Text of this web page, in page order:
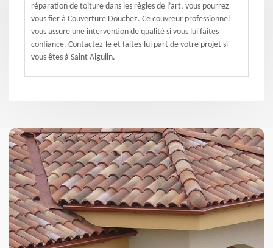
réparation de toiture dans les règles de l’art, vous pourrez
vous fier à Couverture Douchez. Ce couvreur professionnel
vous assure une intervention de qualité si vous lui faites
confiance. Contactez-le et faites-lui part de votre projet si
vous êtes à Saint Aigulin.